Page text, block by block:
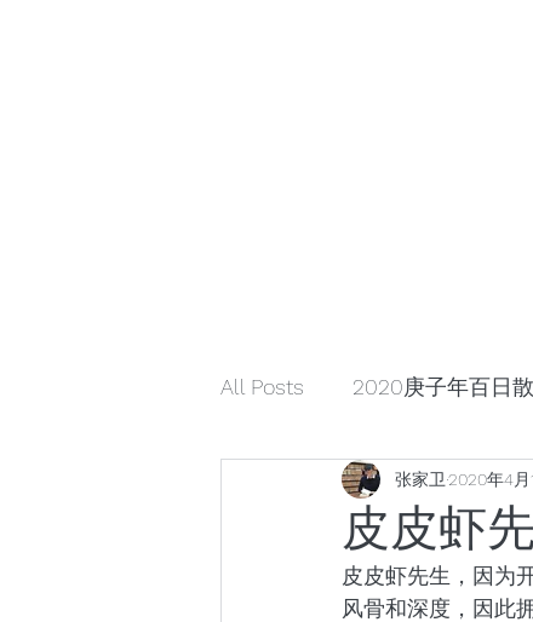
All Posts 2020庚子年百日
解读星云大师《幸福箴言》
小众社群 跨年演讲
皮皮虾
张家卫 2020年4月
皮皮虾先生，因为
风骨和深度，因此